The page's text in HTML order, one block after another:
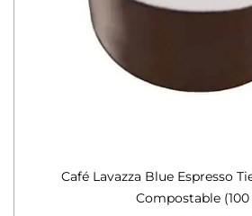
VEURE MÉS
Café Lavazza Blue Espresso
Compostable (100